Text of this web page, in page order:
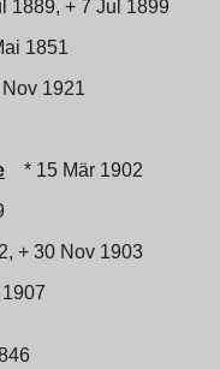
1889, + 7 Jul 1899
1851
1921
* 15 Mär 1902
+ 30 Nov 1903